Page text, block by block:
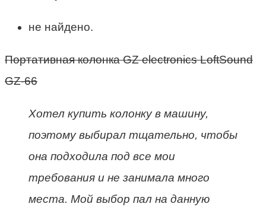
не найдено.
Портативная колонка GZ electronics LoftSound
GZ-66
Хотел купить колонку в машину,
поэтому выбирал тщательно, чтобы
она подходила под все мои
требования и не занимала много
места. Мой выбор пал на данную